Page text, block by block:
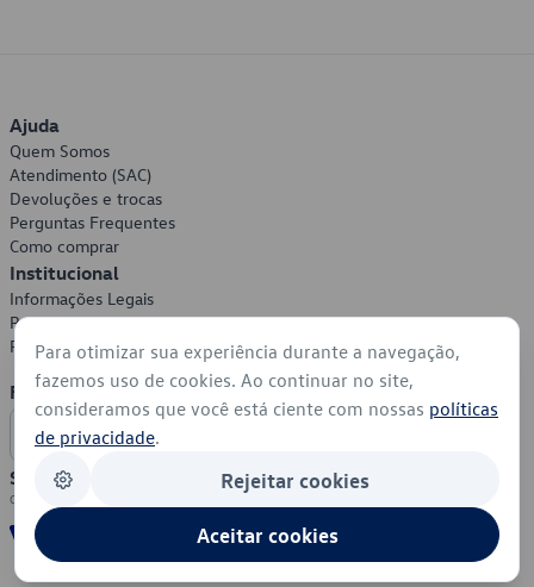
Ajuda
Quem Somos
Atendimento (SAC)
Devoluções e trocas
Perguntas Frequentes
Como comprar
Institucional
Informações Legais
Política de Privacidade
Política de Cookies
Formas de Pagamento
Segurança
Para otimizar sua experiência durante a navegação,
fazemos uso de cookies. Ao continuar no site,
consideramos que você está ciente com nossas políticas
de privacidade.
Rejeitar cookies
Aceitar cookies